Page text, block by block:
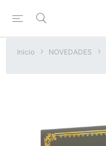
Inicio NOVEDADES